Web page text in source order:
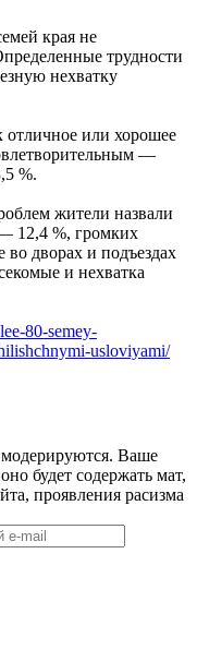
края не
трудности
нехватку
отличное или хорошее
—
%.
жители назвали
12,4 %, громких
дворах и подъездах
и нехватка
80-semey-
usloviyami/
модерируются. Ваше
будет содержать мат,
проявления расизма